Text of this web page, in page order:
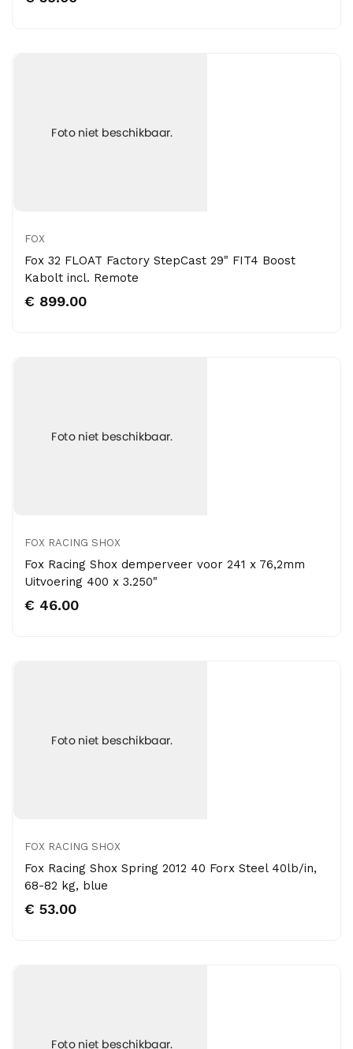
FOX
Fox 32 FLOAT Factory StepCast 29" FIT4 Boost
Kabolt incl. Remote
€ 899.00
FOX RACING SHOX
Fox Racing Shox demperveer voor 241 x 76,2mm
Uitvoering 400 x 3.250"
€ 46.00
FOX RACING SHOX
Fox Racing Shox Spring 2012 40 Forx Steel 40lb/in,
68-82 kg, blue
€ 53.00